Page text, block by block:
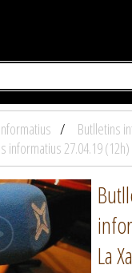
Informatius
Butlletins
informatius 27.04.19 (12h)
La